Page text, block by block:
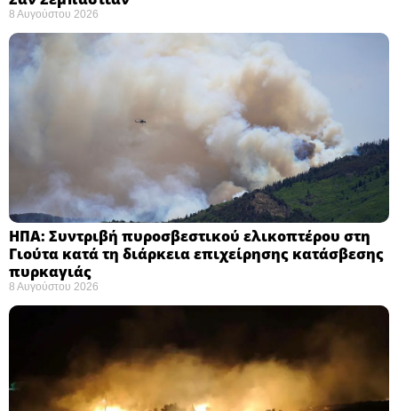
8 Αυγούστου 2026
ΗΠΑ: Συντριβή πυροσβεστικού ελικοπτέρου στη
Γιούτα κατά τη διάρκεια επιχείρησης κατάσβεσης
πυρκαγιάς ​
8 Αυγούστου 2026